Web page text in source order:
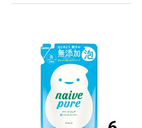
ワコウ ダブルケ
ープ 防水・制電
加工 ドロッパー